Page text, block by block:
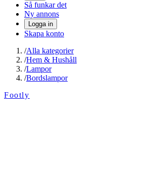
Så funkar det
Ny annons
Logga in
Skapa konto
/Alla kategorier
/Hem & Hushåll
/Lampor
/Bordslampor
Footly